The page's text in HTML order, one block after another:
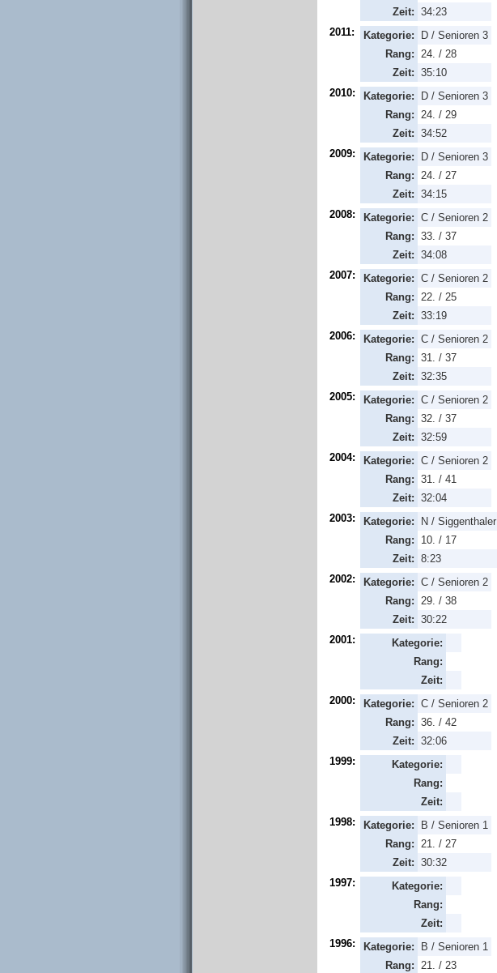
Zeit: 34:23
2011:
Kategorie:
D / Senioren 3
Rang:
24. / 28
Zeit: 35:10
2010:
Kategorie:
D / Senioren 3
Rang:
24. / 29
Zeit: 34:52
2009:
Kategorie:
D / Senioren 3
Rang:
24. / 27
Zeit: 34:15
2008:
Kategorie: C / Senioren 2
Rang: 33. / 37
Zeit: 34:08
2007:
Kategorie: C / Senioren 2
Rang:
22. / 25
Zeit: 33:19
2006:
Kategorie: C / Senioren 2
Rang: 31. / 37
Zeit: 32:35
2005:
Kategorie: C / Senioren 2
Rang: 32. / 37
Zeit: 32:59
2004:
Kategorie: C / Senioren 2
Rang: 31. / 41
Zeit: 32:04
2003:
Kategorie:
N / Siggenthaler
Rang:
10. / 17
Zeit: 8:23
2002:
Kategorie: C / Senioren 2
Rang:
29. / 38
Zeit: 30:22
2001:
Kategorie:
Rang:
Zeit:
2000:
Kategorie: C / Senioren 2
Rang: 36. / 42
Zeit: 32:06
1999:
Kategorie:
Rang:
Zeit:
1998:
Kategorie:
B / Senioren 1
Rang:
21. / 27
Zeit: 30:32
1997:
Kategorie:
Rang:
Zeit:
1996:
Kategorie:
B / Senioren 1
Rang:
21. / 23